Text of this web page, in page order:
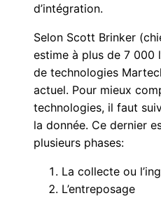
d’intégration.
Selon Scott Brinker
estime à plus de 7 000
de technologies
actuel. Pour mieux
technologies, il faut
la donnée. Ce dernier
plusieurs phases:
La collecte ou
L’entreposage